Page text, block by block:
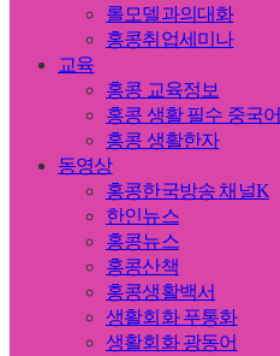
롤모델과의대화
홍콩취업세미나
교육
홍콩 교육정보
홍콩 생활 필수 중국어
홍콩 생활한자
동영상
홍콩한국방송 채널K
한인뉴스
홍콩뉴스
홍콩산책
홍콩생활백서
생활회화 푸통화
생활회화 광동어